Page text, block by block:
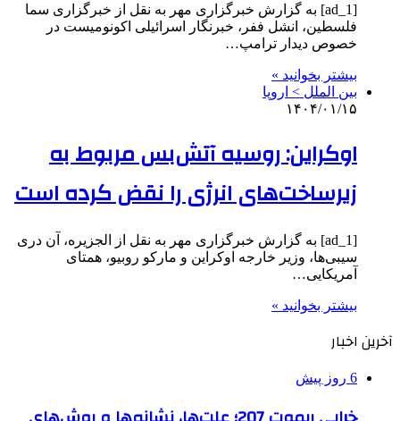
[ad_1] به گزارش خبرگزاری مهر به نقل از خبرگزاری سما
فلسطین، انشل ففر، خبرنگار اسرائیلی اکونومیست در
خصوص دیدار ترامپ…
بیشتر بخوانید »
بین الملل > اروپا
۱۴۰۴/۰۱/۱۵
اوکراین: روسیه آتش‌بس مربوط به
زیرساخت‌های انرژی را نقض کرده است
[ad_1] به گزارش خبرگزاری مهر به نقل از الجزیره، آن دری
سیبی‌ها، وزیر خارجه اوکراین و مارکو روبیو، همتای
آمریکایی…
بیشتر بخوانید »
آخرین اخبار
6 روز پیش